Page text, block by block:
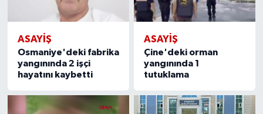
ASAYİŞ
Osmaniye'deki fabrika
yangınında 2 işçi
hayatını kaybetti
ASAYİŞ
Çine'deki orman
yangınında 1
tutuklama